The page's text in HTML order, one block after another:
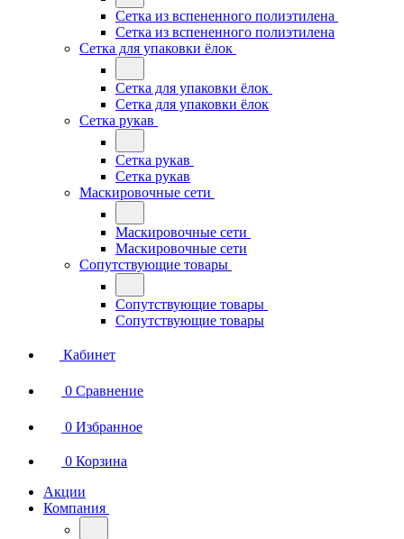
Сетка из вспененного полиэтилена
Сетка из вспененного полиэтилена
Сетка для упаковки ёлок
Сетка для упаковки ёлок
Сетка для упаковки ёлок
Сетка рукав
Сетка рукав
Сетка рукав
Маскировочные сети
Маскировочные сети
Маскировочные сети
Сопутствующие товары
Сопутствующие товары
Сопутствующие товары
Кабинет
0 Сравнение
0 Избранное
0 Корзина
Акции
Компания